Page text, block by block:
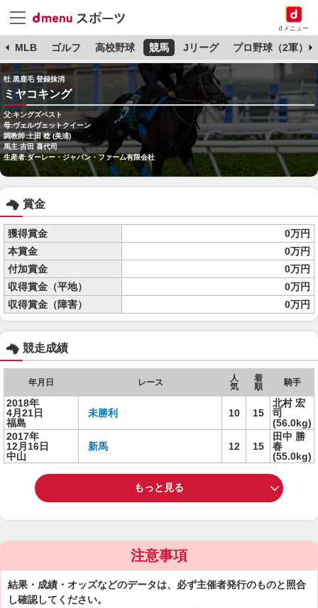
dメニュー
MLB ゴルフ 高校野球 競馬 Jリーグ プロ野球（2軍）
牡 黒鹿毛 登録抹消
ミヤコキング
父:キングズベスト
母:ヴェルヴェットクイーン
調教師:土田 稔 (美浦)
馬主:吉田 喜代司
生産者:ダーレー・ジャパン・ファーム有限会社
賞金
獲得賞金
0万円
本賞金
0万円
付加賞金
0万円
収得賞金（平地）
0万円
収得賞金（障害）
0万円
競走成績
年月日 レース
人
気
着
順
騎手
2018年
4月21日
福島
未勝利 10 15
北村 宏
司
(56.0kg)
2017年
12月16日
中山
新馬 12 15
田中 勝
春
(55.0kg)
もっと見る
注意事項
結果・成績・オッズなどのデータは、必ず主催者発行のものと照合
し確認してください。